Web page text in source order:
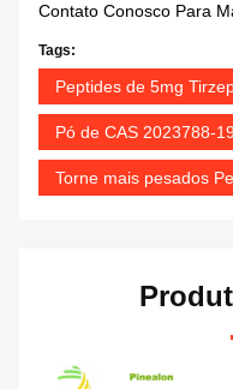
Contato Conosco Para
Tags:
Peptides de 5mg
Pó de CAS 2023788-
Torne mais pesados